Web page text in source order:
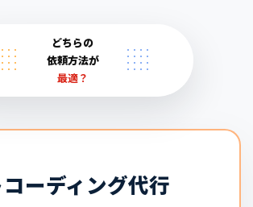
どちらの
依頼方法が
最適？
ーディング代行